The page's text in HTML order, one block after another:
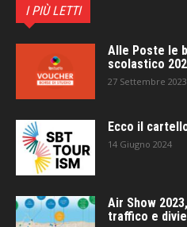
I PIÙ LETTI
Alle Poste le
scolastico
27 Settembre 2023
Ecco il
14 Giugno 2024
Air Show
traffico e